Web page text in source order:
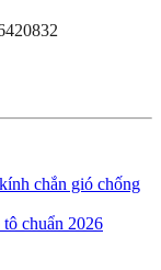
chắn gió chống
chuẩn 2026